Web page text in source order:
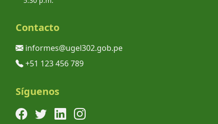
Contacto
informes@ugel302.gob.pe
+51 123 456 789
Síguenos